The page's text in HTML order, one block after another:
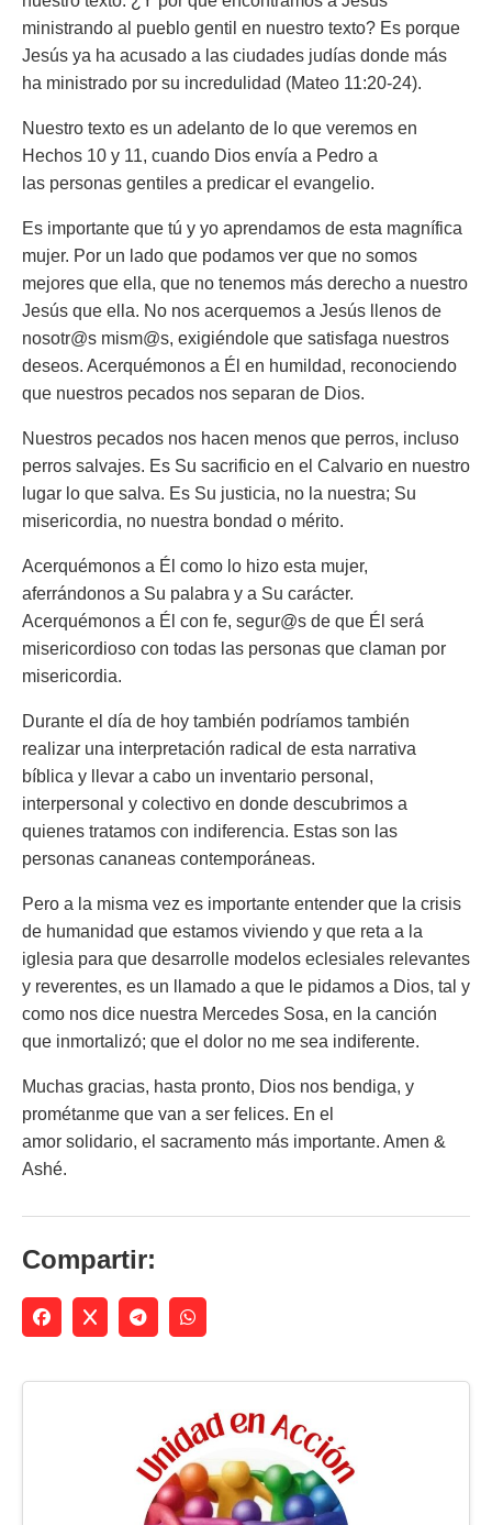
ministrando al pueblo gentil en nuestro texto? Es porque
Jesús ya ha acusado a las ciudades judías donde más
ha ministrado por su incredulidad (Mateo 11:20-24).
Nuestro texto es un adelanto de lo que veremos en
Hechos 10 y 11, cuando Dios envía a Pedro a
las personas gentiles a predicar el evangelio.
Es importante que tú y yo aprendamos de esta magnífica
mujer. Por un lado que podamos ver que no somos
mejores que ella, que no tenemos más derecho a nuestro
Jesús que ella. No nos acerquemos a Jesús llenos de
nosotr@s mism@s, exigiéndole que satisfaga nuestros
deseos. Acerquémonos a Él en humildad, reconociendo
que nuestros pecados nos separan de Dios.
Nuestros pecados nos hacen menos que perros, incluso
perros salvajes. Es Su sacrificio en el Calvario en nuestro
lugar lo que salva. Es Su justicia, no la nuestra; Su
misericordia, no nuestra bondad o mérito.
Acerquémonos a Él como lo hizo esta mujer,
aferrándonos a Su palabra y a Su carácter.
Acerquémonos a Él con fe, segur@s de que Él será
misericordioso con todas las personas que claman por
misericordia.
Durante el día de hoy también podríamos también
realizar una interpretación radical de esta narrativa
bíblica y llevar a cabo un inventario personal,
interpersonal y colectivo en donde descubrimos a
quienes tratamos con indiferencia. Estas son las
personas cananeas contemporáneas.
Pero a la misma vez es importante entender que la crisis
de humanidad que estamos viviendo y que reta a la
iglesia para que desarrolle modelos eclesiales relevantes
y reverentes, es un llamado a que le pidamos a Dios, tal y
como nos dice nuestra Mercedes Sosa, en la canción
que inmortalizó; que el dolor no me sea indiferente.
Muchas gracias, hasta pronto, Dios nos bendiga, y
prométanme que van a ser felices. En el
amor solidario, el sacramento más importante. Amen &
Ashé.
Compartir: